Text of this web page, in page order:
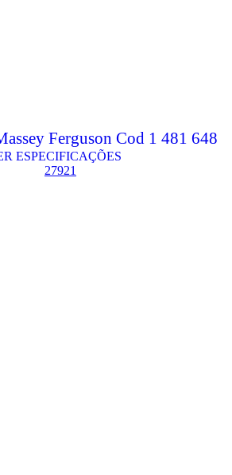
Ferguson Cod 1 481 648
ESPECIFICAÇÕES